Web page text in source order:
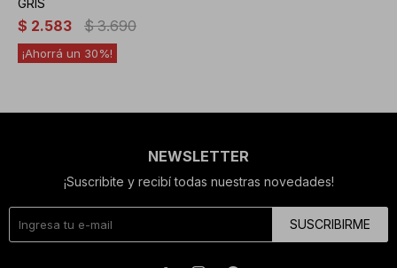
$ 2.583 $ 3.690
30
NEWSLETTER
¡Suscribite y recibí todas nuestras novedades!
SUSCRIBIRME